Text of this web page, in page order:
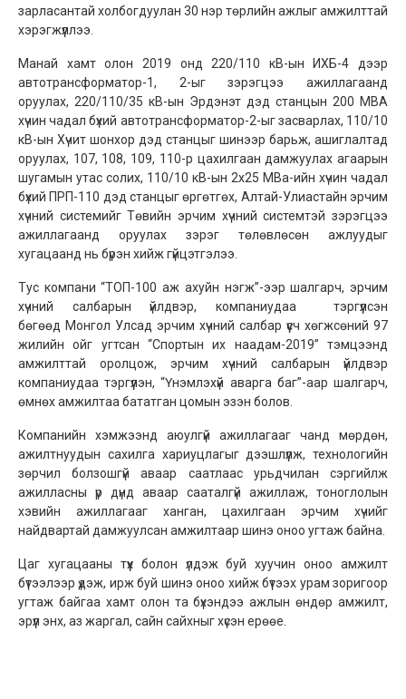
зарласантай холбогдуулан 30 нэр төрлийн ажлыг амжилттай
хэрэгжүүллээ.
Манай хамт олон 2019 онд 220/110 кВ-ын ИХБ-4 дээр
автотрансформатор-1, 2-ыг зэрэгцээ ажиллагаанд
оруулах, 220/110/35 кВ-ын Эрдэнэт дэд станцын 200 МВА
хүчин чадал бүхий автотрансформатор-2-ыг засварлах, 110/10
кВ-ын Хүчит шонхор дэд станцыг шинээр барьж, ашиглалтад
оруулах, 107, 108, 109, 110-р цахилгаан дамжуулах агаарын
шугамын утас солих, 110/10 кВ-ын 2x25 МВа-ийн хүчин чадал
бүхий ПРП-110 дэд станцыг өргөтгөх, Алтай-Улиастайн эрчим
хүчний системийг Төвийн эрчим хүчний системтэй зэрэгцээ
ажиллагаанд оруулах зэрэг төлөвлөсөн ажлуудыг
хугацаанд нь бүрэн хийж гүйцэтгэлээ.
Тус компани “ТОП-100 аж ахуйн нэгж”-ээр шалгарч, эрчим
хүчний салбарын үйлдвэр, компаниудаа тэргүүлсэн
бөгөөд Монгол Улсад эрчим хүчний салбар үүсч хөгжсөний 97
жилийн ойг угтсан “Спортын их наадам-2019” тэмцээнд
амжилттай оролцож, эрчим хүчний салбарын үйлдвэр
компаниудаа тэргүүлэн, “Үнэмлэхүй аварга баг”-аар шалгарч,
өмнөх амжилтаа бататган цомын эзэн болов.
Компанийн хэмжээнд аюулгүй ажиллагааг чанд мөрдөн,
ажилтнуудын сахилга хариуцлагыг дээшлүүлж, технологийн
зөрчил болзошгүй аваар саатлаас урьдчилан сэргийлж
ажилласны үр дүнд аваар сааталгүй ажиллаж, тоноглолын
хэвийн ажиллагааг ханган, цахилгаан эрчим хүчийг
найдвартай дамжуулсан амжилтаар шинэ оноо угтаж байна.
Цаг хугацааны түүх болон үлдэж буй хуучин оноо амжилт
бүтээлээр үдэж, ирж буй шинэ оноо хийж бүтээх урам зоригоор
угтаж байгаа хамт олон та бүхэндээ ажлын өндөр амжилт,
эрүүл энх, аз жаргал, сайн сайхныг хүсэн ерөөе.